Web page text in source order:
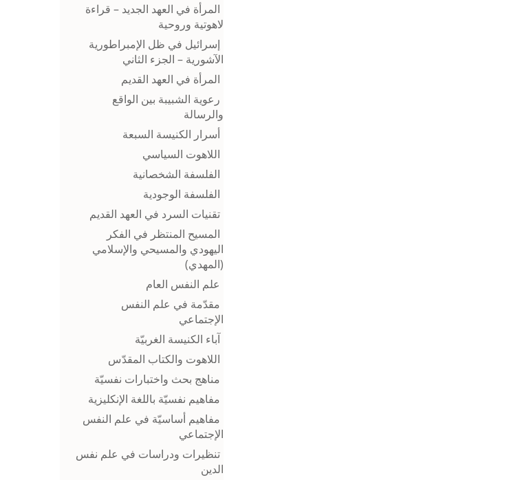
المرأة في العهد الجديد – قراءة
لاهوتية وروحية
إسرائيل في ظل الإمبراطورية
الآشورية – الجزء الثاني
المرأة في العهد القديم
رعوية الشبيبة بين الواقع
والرسالة
أسرار الكنيسة السبعة
اللاهوت السياسي
الفلسفة الشخصانية
الفلسفة الوجودية
تقنيات السرد في العهد القديم
المسيح المنتظر في الفكر
اليهودي والمسيحي والإسلامي
(المهدي)
علم النفس العام
مقدّمة في علم النفس
الإجتماعي
آباء الكنيسة الغربيّة
اللاهوت والكتاب المقدّس
مناهج بحث واختبارات نفسيّة
مفاهيم نفسيّة باللغة الإنكليزية
مفاهيم أساسيّة في علم النفس
الإجتماعي
تنظيرات ودراسات في علم نفس
الدين